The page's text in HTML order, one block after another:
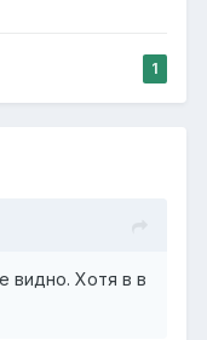
1
видно. Хотя в в